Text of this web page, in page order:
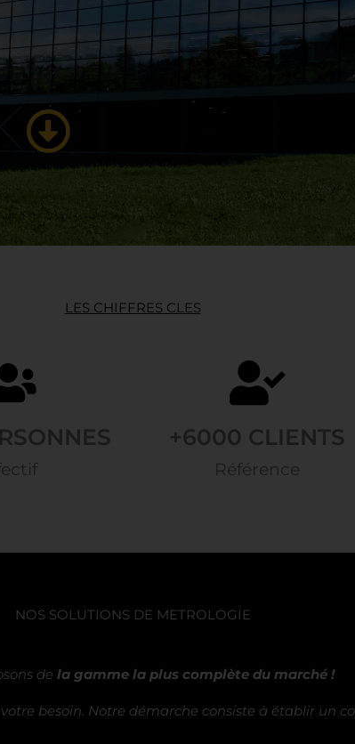
LES CHIFFRES CLES
Référence
+6000 CLIENTS
NOS SOLUTIONS DE METROLOGIE
de la gamme la plus complète du marché !
besoin. Notre démarche consiste à établir un